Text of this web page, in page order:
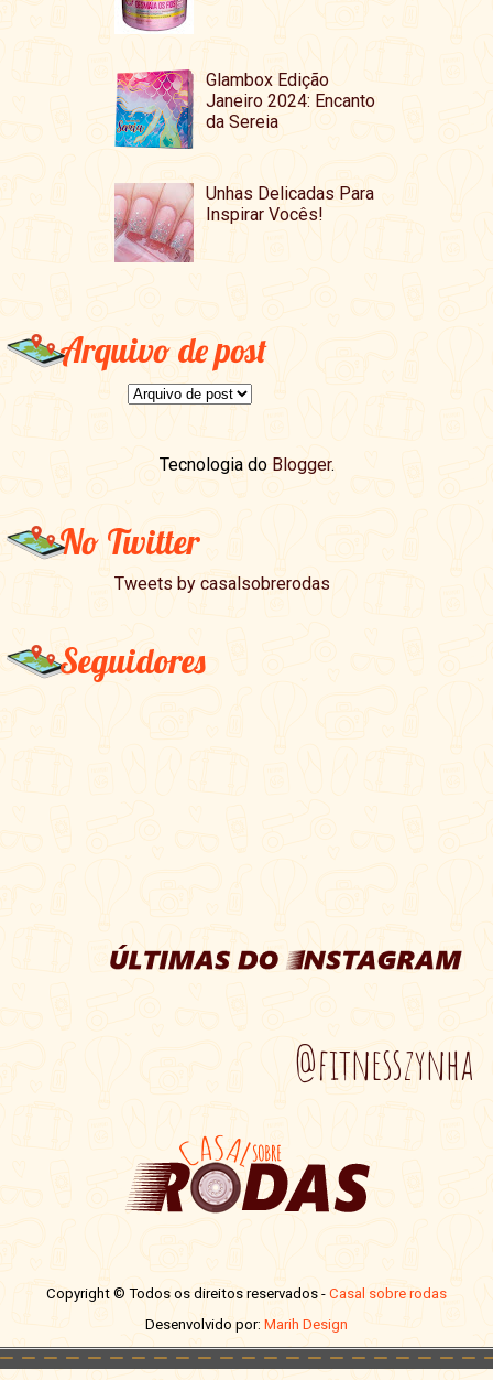
Glambox Edição
Janeiro 2024: Encanto
da Sereia
Unhas Delicadas Para
Inspirar Vocês!
Arquivo de post
Tecnologia do Blogger.
No Twitter
Tweets by casalsobrerodas
Seguidores
@fitnesszynha
Copyright © Todos os direitos reservados - Casal sobre rodas
Desenvolvido por: Marih Design